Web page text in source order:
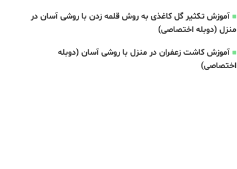
آموزش تکثیر گل کاغذی به روش قلمه زدن با روشی آسان در
منزل (دوبله اختصاصی)
آموزش کاشت زعفران در منزل با روشی آسان (دوبله
اختصاصی)